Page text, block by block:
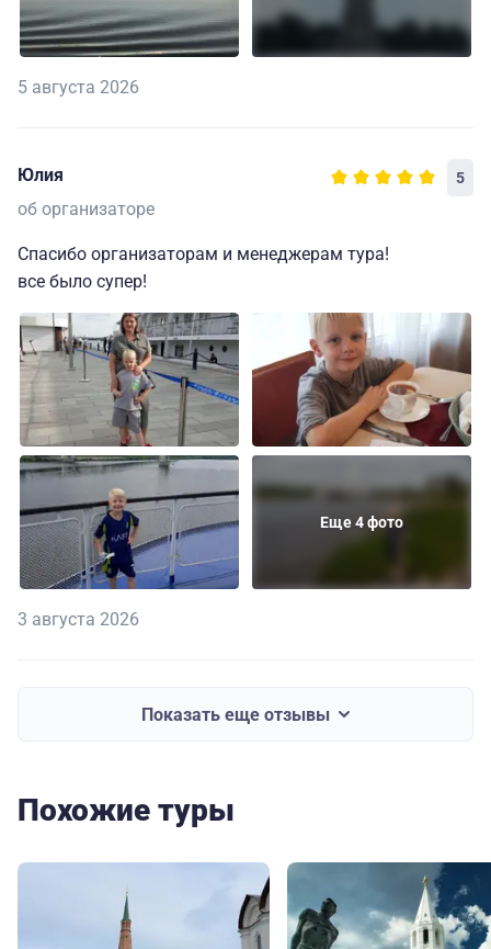
5 августа 2026
Юлия 5
об организаторе
Спасибо организаторам и менеджерам тура!
все было супер!
Еще 4 фото
3 августа 2026
Показать еще отзывы
Похожие туры